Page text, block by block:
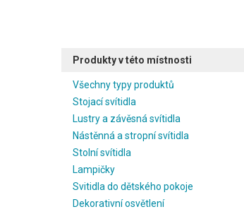
Produkty v této místnosti
Všechny typy produktů
Stojací svítidla
Lustry a závěsná svítidla
Nástěnná a stropní svítidla
Stolní svítidla
Lampičky
Svitidla do dětského pokoje
Dekorativní osvětlení